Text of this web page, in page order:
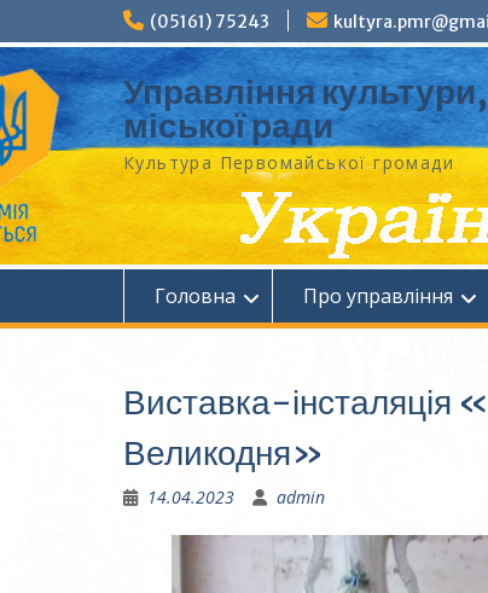
до
вмісту
(05161) 75243
Управління
міської ради
Культура Первомайcької громади
Головна Про управління
Виставка-інсталяція
Великодня»
14.04.2023 admin